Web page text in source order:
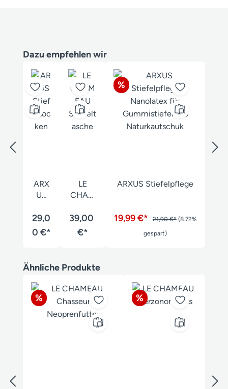
Produktgalerie überspringen
Dazu empfehlen wir
ARX
US
elsoc
ken
29,0
0 €*
LE
CHAM
Stiefelt
asche
39,00
€*
Rabatt
%
ARXUS Stiefelpflege
19,99 €* 21,90 €* (8.72%
gespart)
Produktgalerie überspringen
Ähnliche Produkte
Rabatt
% Rabatt
%